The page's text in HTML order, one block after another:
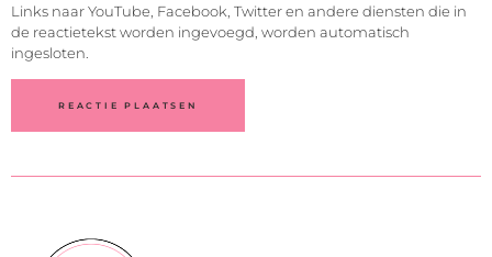
Links naar YouTube, Facebook, Twitter en andere diensten die in
de reactietekst worden ingevoegd, worden automatisch
ingesloten.